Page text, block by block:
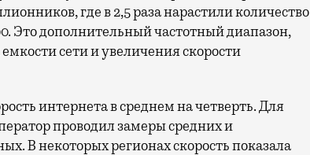
где в 2,5 раза нарастили количество
Это дополнительный частотный диапазон,
сети и увеличения скорости
интернета в среднем на четверть. Для
проводил замеры средних и
В некоторых регионах скорость показала